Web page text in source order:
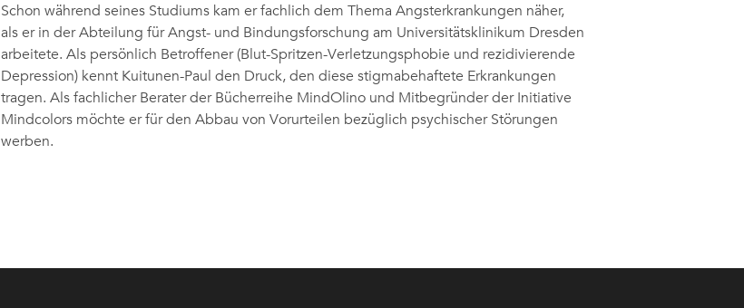
Schon während seines Studiums kam er fachlich dem Thema Angsterkrankungen näher,
als er in der Abteilung für Angst- und Bindungsforschung am Universitätsklinikum Dresden
arbeitete. Als persönlich Betroffener (Blut-Spritzen-Verletzungsphobie und rezidivierende
Depression) kennt Kuitunen-Paul den Druck, den diese stigmabehaftete Erkrankungen
tragen. Als fachlicher Berater der Bücherreihe MindOlino und Mitbegründer der Initiative
Mindcolors möchte er für den Abbau von Vorurteilen bezüglich psychischer Störungen
werben.